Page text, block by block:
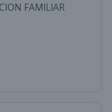
FAMILIAR